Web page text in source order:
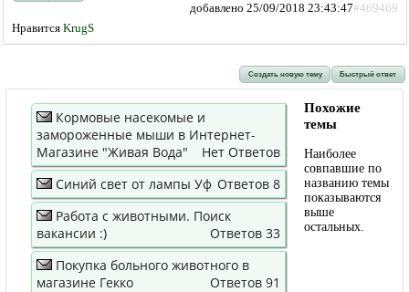
добавлено 25/09/2018 23:43:47#469469
Нравится KrugS
Создать новую тему Быстрый ответ
Кормовые насекомые и
замороженные мыши в Интернет-
Магазине "Живая Вода"
Нет Ответов
Синий свет от лампы Уф Ответов 8
Работа с животными. Поиск
вакансии :)
Ответов 33
Покупка больного животного в
магазине Гекко
Ответов 91
Похожие
темы
Наиболее
совпавшие по
названию темы
показываются
выше
остальных.